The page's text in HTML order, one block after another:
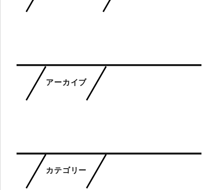
アーカイブ
カテゴリー